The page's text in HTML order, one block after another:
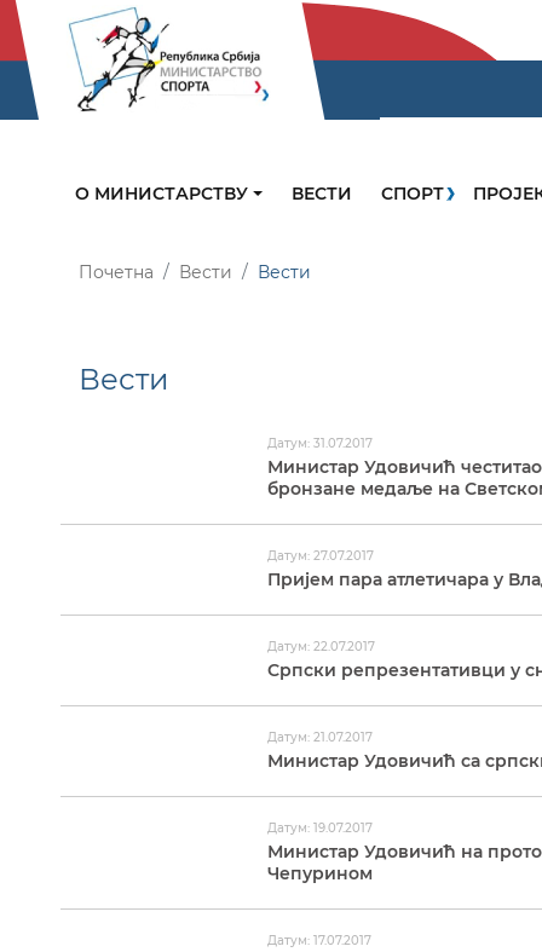
О МИНИСТАРСТВУ ВЕСТИ СПОРТ
Почетна Вести Вести
Вести
Датум: 31.07.2017
Министар Удовичић
бронзане медаље на
Датум: 27.07.2017
Пријем пара атлетичара у
Датум: 22.07.2017
Српски репрезентативци у
Датум: 21.07.2017
Министар Удовичић са
Датум: 19.07.2017
Министар Удовичић на
Чепурином
Датум: 17.07.2017